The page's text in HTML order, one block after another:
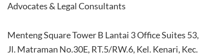
Advocates & Legal Consultants
Menteng Square Tower B Lantai 3 Office Suites 53,
Jl. Matraman No.30E, RT.5/RW.6, Kel. Kenari, Kec.